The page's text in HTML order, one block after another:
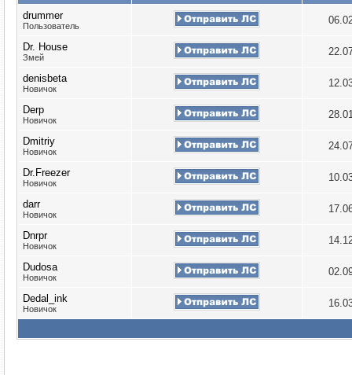
drummer
Пользователь
Dr. House
Змей
denisbeta
Новичок
Derp
Новичок
Dmitriy
Новичок
Dr.Freezer
Новичок
darr
Новичок
Dnrpr
Новичок
Dudosa
Новичок
Dedal_ink
Новичок